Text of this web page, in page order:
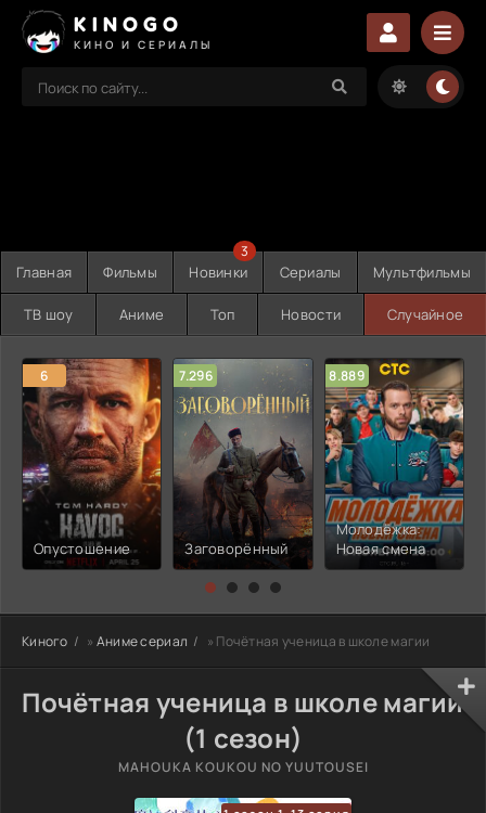
KINOGO
КИНО И СЕРИАЛЫ
Главная Фильмы Новинки
3
Сериалы Мультфильмы
ТВ шоу Аниме Топ Новости Случайное
6
Опустошение
7.296
Заговорённый
8.889
Молодёжка:
Новая смена
Киного » Аниме сериал » Почётная ученица в школе магии
Почётная ученица в школе магии
(1 сезон)
MAHOUKA KOUKOU NO YUUTOUSEI